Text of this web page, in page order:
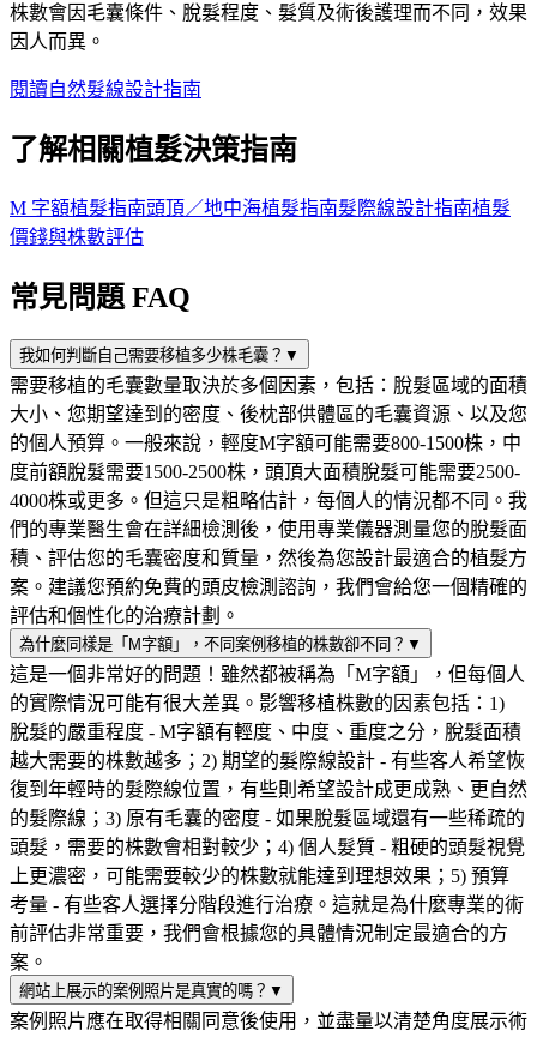
株數會因毛囊條件、脫髮程度、髮質及術後護理而不同，效果
因人而異。
閱讀自然髮線設計指南
了解相關植髮決策指南
M 字額植髮指南頭頂／地中海植髮指南髮際線設計指南植髮
價錢與株數評估
常見問題 FAQ
我如何判斷自己需要移植多少株毛囊？ ▼
需要移植的毛囊數量取決於多個因素，包括：脫髮區域的面積
大小、您期望達到的密度、後枕部供體區的毛囊資源、以及您
的個人預算。一般來說，輕度M字額可能需要800-1500株，中
度前額脫髮需要1500-2500株，頭頂大面積脫髮可能需要2500-
4000株或更多。但這只是粗略估計，每個人的情況都不同。我
們的專業醫生會在詳細檢測後，使用專業儀器測量您的脫髮面
積、評估您的毛囊密度和質量，然後為您設計最適合的植髮方
案。建議您預約免費的頭皮檢測諮詢，我們會給您一個精確的
評估和個性化的治療計劃。
為什麼同樣是「M字額」，不同案例移植的株數卻不同？ ▼
這是一個非常好的問題！雖然都被稱為「M字額」，但每個人
的實際情況可能有很大差異。影響移植株數的因素包括：1)
脫髮的嚴重程度 - M字額有輕度、中度、重度之分，脫髮面積
越大需要的株數越多；2) 期望的髮際線設計 - 有些客人希望恢
復到年輕時的髮際線位置，有些則希望設計成更成熟、更自然
的髮際線；3) 原有毛囊的密度 - 如果脫髮區域還有一些稀疏的
頭髮，需要的株數會相對較少；4) 個人髮質 - 粗硬的頭髮視覺
上更濃密，可能需要較少的株數就能達到理想效果；5) 預算
考量 - 有些客人選擇分階段進行治療。這就是為什麼專業的術
前評估非常重要，我們會根據您的具體情況制定最適合的方
案。
網站上展示的案例照片是真實的嗎？ ▼
案例照片應在取得相關同意後使用，並盡量以清楚角度展示術